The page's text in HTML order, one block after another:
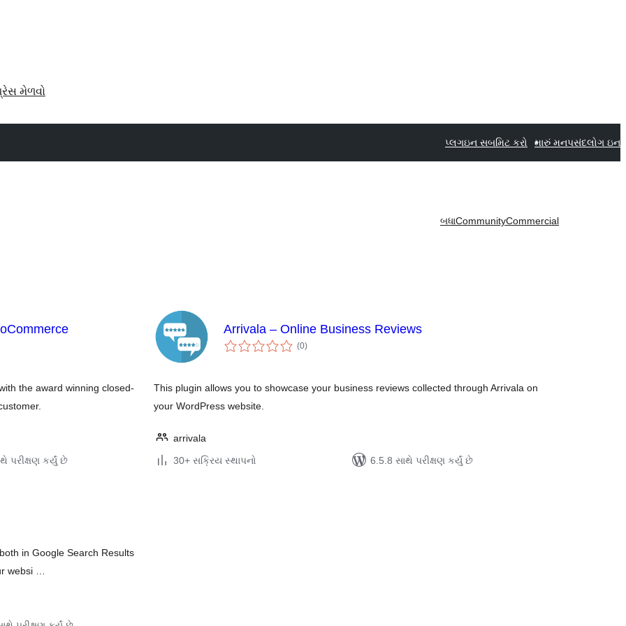
મેળવો
પ્લગઇન સબમિટ કરો મારું મનપસંદલોગ ઇન
બધાCommunityCommercial
the award winning closed-
પરીક્ષણ કર્યું છે
Arrivala – Online Business Reviews
(0કુલ
રેટિંગ્સ
)
This plugin allows you to showcase your business reviews collected through Arrivala on
your WordPress website.
arrivala
30+ સક્રિય સ્થાપનો
6.5.8 સાથે પરીક્ષણ કર્યું છે
in Google Search Results
websi …